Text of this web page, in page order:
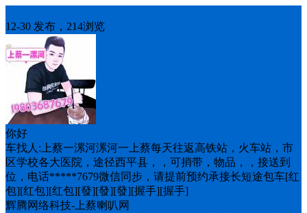
12-30 发布，214浏览
你好
车找人:上蔡一漯河漯河一上蔡每天往返高铁站，火车站，市
区学校各大医院，途径西平县，，可捎带，物品，，接送到
位，电话*****7679微信同步，请提前预约承接长短途包车[红
包][红包][红包][發][發][發][握手][握手]
辉腾网络科技-上蔡喇叭网